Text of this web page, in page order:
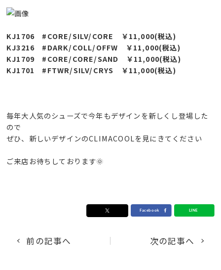
KJ1706 #CORE/SILV/CORE ￥11,000(税込)
KJ3216 #DARK/COLL/OFFW ￥11,000(税込)
KJ1709 #CORE/CORE/SAND ￥11,000(税込)
KJ1701 #FTWR/SILV/CRYS ￥11,000(税込)
毎年大人気のシューズで今年もデザインを新しくし登場した
ので
ぜひ、新しいデザインのCLIMACOOLを見にきてください
ご来店お待ちしております🌞
前の記事へ 次の記事へ